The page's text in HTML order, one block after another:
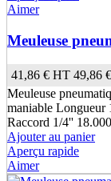
Aimer
Meuleuse
41,86 € HT 49,86 €
Meuleuse
maniable
Raccord 1/4''
Ajouter au panier
Aperçu rapide
Aimer